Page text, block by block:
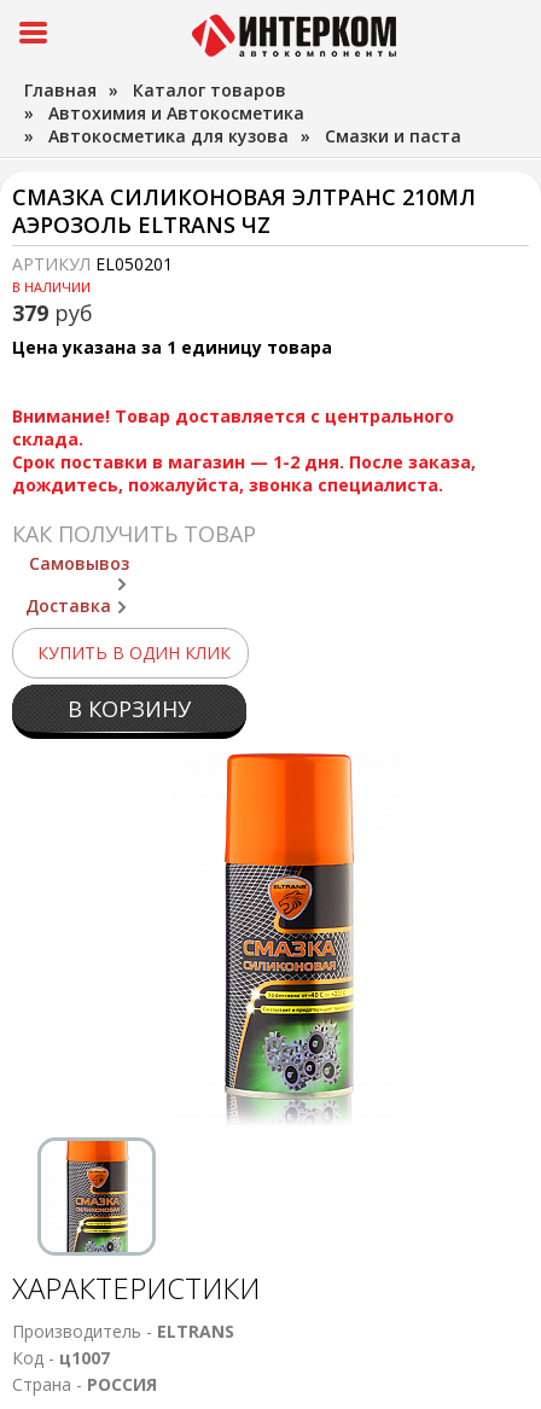
Главная » Каталог товаров
» Автохимия и Автокосметика
» Автокосметика для кузова » Смазки и паста
СМАЗКА СИЛИКОНОВАЯ ЭЛТРАНС 210МЛ
АЭРОЗОЛЬ ELTRANS ЧZ
АРТИКУЛ EL050201
В НАЛИЧИИ
379 руб
Цена указана за 1 единицу товара
Внимание! Товар доставляется с центрального
склада.
Срок поставки в магазин — 1-2 дня. После заказа,
дождитесь, пожалуйста, звонка специалиста.
КАК ПОЛУЧИТЬ ТОВАР
Самовывоз
Доставка
КУПИТЬ В ОДИН КЛИК
В КОРЗИНУ
ХАРАКТЕРИСТИКИ
Производитель - ELTRANS
Код - ц1007
Страна - РОССИЯ